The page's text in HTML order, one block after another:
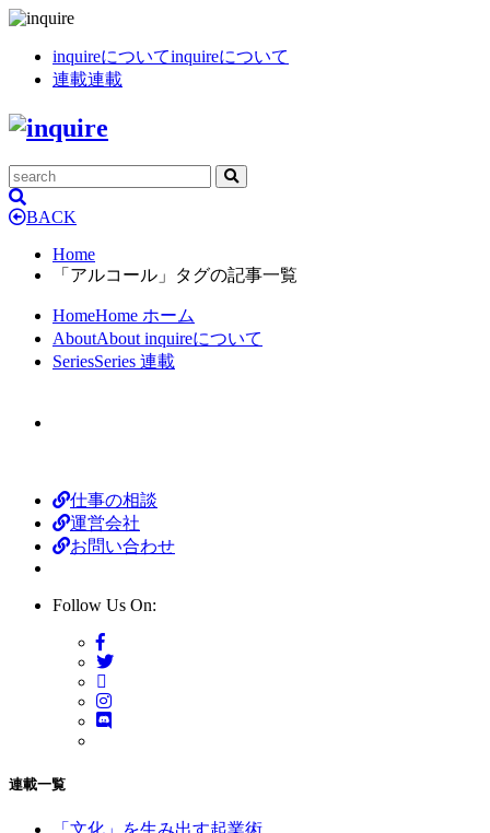
inquireについてinquireについて
連載連載
BACK
Home
「アルコール」タグの記事一覧
HomeHome ホーム
AboutAbout inquireについて
SeriesSeries 連載
仕事の相談
運営会社
お問い合わせ
Follow Us On:
連載一覧